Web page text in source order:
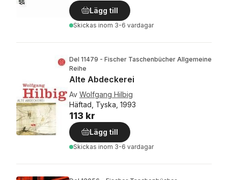
Lägg till
Skickas inom 3-6 vardagar
Del 11479 - Fischer Taschenbücher Allgemeine
Reihe
Alte Abdeckerei
Av Wolfgang Hilbig
Häftad, Tyska, 1993
113 kr
Lägg till
Skickas inom 3-6 vardagar